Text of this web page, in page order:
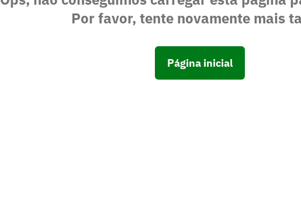
Por favor, tente novamente mais
Página inicial